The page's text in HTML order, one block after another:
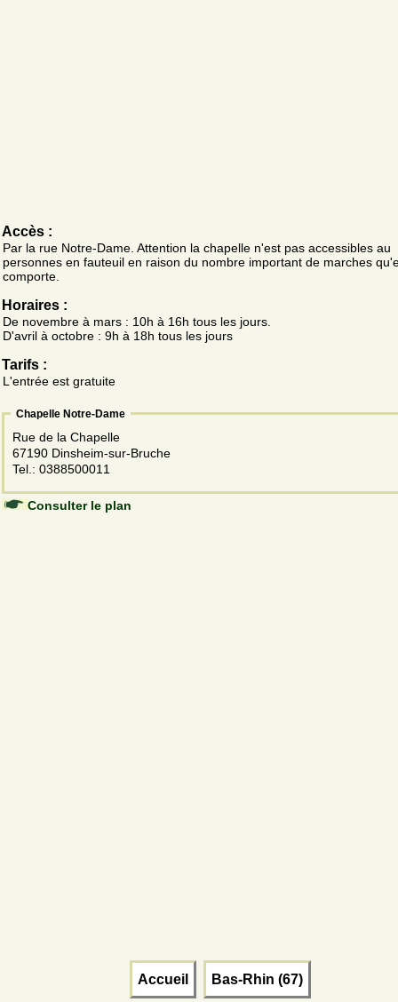
Accès :
Par la rue Notre-Dame. Attention la chapelle n'est pas accessibles au
personnes en fauteuil en raison du nombre important de marches
comporte.
Horaires :
De novembre à mars : 10h à 16h tous les jours.
D'avril à octobre : 9h à 18h tous les jours
Tarifs :
L'entrée est gratuite
Chapelle Notre-Dame
Rue de la Chapelle
67190 Dinsheim-sur-Bruche
Tel.: 0388500011
Consulter le plan
Accueil Bas-Rhin (67)